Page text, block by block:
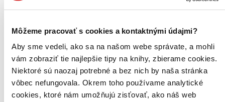
Môžeme pracovať s cookies a kontaktnými údajmi?
Aby sme vedeli, ako sa na našom webe správate, a mohli
vám zobraziť tie najlepšie tipy na knihy, zbierame cookies.
Niektoré sú naozaj potrebné a bez nich by naša stránka
vôbec nefungovala. Okrem toho používame analytické
cookies, ktoré nám umožňujú zisťovať, ako náš web
new adult (23 titulov)new adult23
pre právnikov (21 titulov)pre právnikov21
pre prvákov (19 titulov)pre prvákov 19
pre rodičov (17 titulov)
pre rodičov
17
pre začínajúcich čitateľov (16 titulov)pre začínajúcich
čitateľov16
pre fyzické osoby (5 titulov)pre fyzické osoby 5